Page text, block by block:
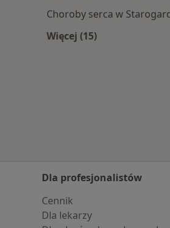
Choroby serca w
Więcej (15)
Dla profesjonalistów
Cennik
Dla lekarzy